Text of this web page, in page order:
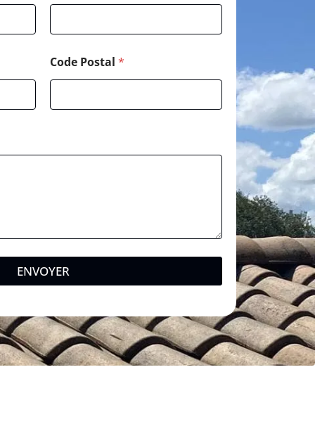
Code Postal *
ENVOYER